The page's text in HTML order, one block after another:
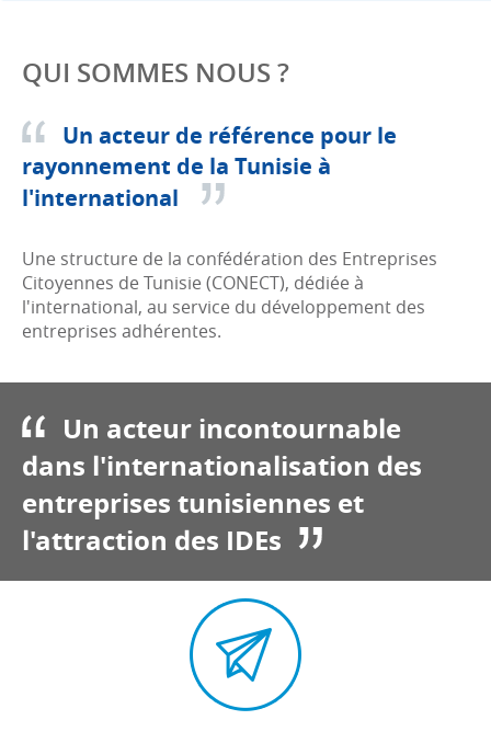
QUI SOMMES NOUS ?
Un acteur de référence pour le
rayonnement de la Tunisie à
l'international
Une structure de la confédération des Entreprises
Citoyennes de Tunisie (CONECT), dédiée à
l'international, au service du développement des
entreprises adhérentes.
Un acteur incontournable
dans l'internationalisation des
entreprises tunisiennes et
l'attraction des IDEs